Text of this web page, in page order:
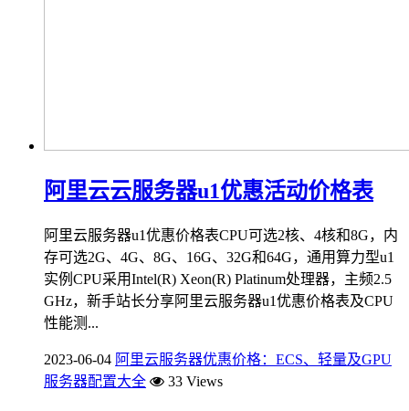
阿里云云服务器u1优惠活动价格表
阿里云服务器u1优惠价格表CPU可选2核、4核和8G，内
存可选2G、4G、8G、16G、32G和64G，通用算力型u1
实例CPU采用Intel(R) Xeon(R) Platinum处理器，主频2.5
GHz，新手站长分享阿里云服务器u1优惠价格表及CPU
性能测...
2023-06-04 阿里云服务器优惠价格：ECS、轻量及GPU
服务器配置大全
33 Views